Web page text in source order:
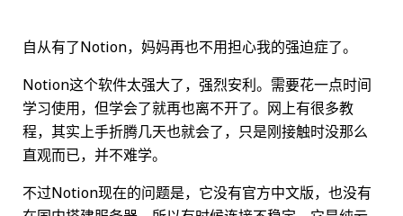
自从有了Notion，妈妈再也不用担心我的强迫症了。
Notion这个软件太强大了，强烈安利。需要花一点时间
学习使用，但学会了就再也离不开了。网上有很多教
程，其实上手折腾几天也就会了，只是刚接触时没那么
直观而已，并不难学。
不过Notion现在的问题是，它没有官方中文版，也没有